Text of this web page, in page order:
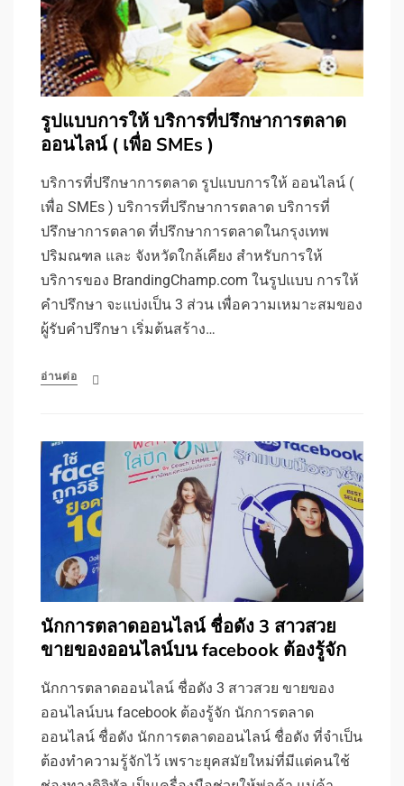
รูปแบบการให้ บริการที่ปรึกษาการตลาด
ออนไลน์ ( เพื่อ SMEs )
บริการที่ปรึกษาการตลาด รูปแบบการให้ ออนไลน์ (
เพื่อ SMEs ) บริการที่ปรึกษาการตลาด บริการที่
ปรึกษาการตลาด ที่ปรึกษาการตลาดในกรุงเทพ
ปริมณฑล และ จังหวัดใกล้เคียง สำหรับการให้
บริการของ BrandingChamp.com ในรูปแบบ การให้
คำปรึกษา จะแบ่งเป็น 3 ส่วน เพื่อความเหมาะสมของ
ผู้รับคำปรึกษา เริ่มต้นสร้าง…
อ่านต่อ
นักการตลาดออนไลน์ ชื่อดัง 3 สาวสวย
ขายของออนไลน์บน facebook ต้องรู้จัก
นักการตลาดออนไลน์ ชื่อดัง 3 สาวสวย ขายของ
ออนไลน์บน facebook ต้องรู้จัก นักการตลาด
ออนไลน์ ชื่อดัง นักการตลาดออนไลน์ ชื่อดัง ที่จำเป็น
ต้องทำความรู้จักไว้ เพราะยุคสมัยใหม่ที่มีแต่คนใช้